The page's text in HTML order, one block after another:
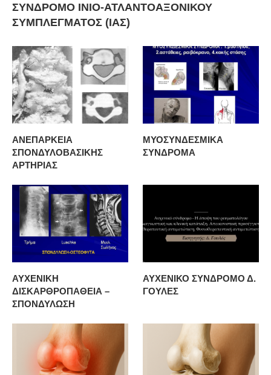
ΣΥΝΔΡΟΜΟ ΙΝΙΟ-ΑΤΛΑΝΤΟΑΞΟΝΙΚΟΥ
ΣΥΜΠΛΕΓΜΑΤΟΣ (ΙΑΣ)
ΑΝΕΠΑΡΚΕΙΑ
ΣΠΟΝΔΥΛΟΒΑΣΙΚΗΣ
ΑΡΤΗΡΙΑΣ
ΜΥΟΣΥΝΔΕΣΜΙΚΑ
ΣΥΝΔΡΟΜΑ
ΑΥΧΕΝΙΚΗ
ΔΙΣΚΑΡΘΡΟΠΑΘΕΙΑ –
ΣΠΟΝΔΥΛΩΣΗ
ΑΥΧΕΝΙΚΟ ΣΥΝΔΡΟΜΟ Δ.
ΓΟΥΛΕΣ